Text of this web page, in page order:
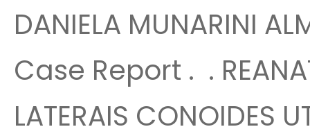
DANIELA MUNARINI
Case Report . .
LATERAIS CONOIDES